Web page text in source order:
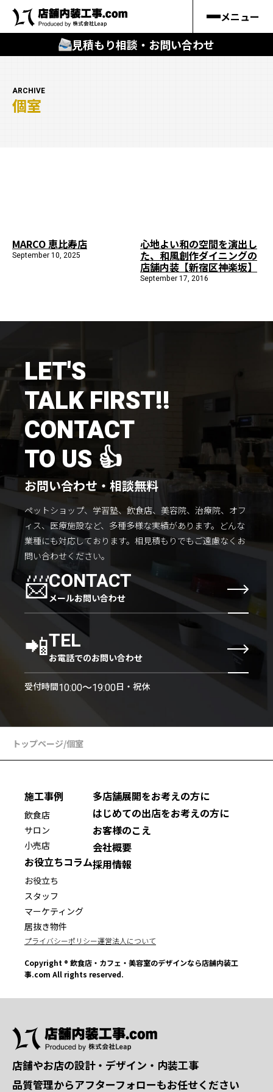
メニュー
見積もり相談・お問い合わせ
はじめての方
店舗内装工事.comの強み
採用情報会社概要
ARCHIVE
個室
MARCO 恵比寿店
September 10, 2025
心地よい和の空間を演出し
た、和風創作ダイニングの
店舗内装【新宿区神楽坂】
September 17, 2016
LET'S
TALK FIRST!!
CONTACT
TO US 👍
お問い合わせ・相談無料
ペットショップ、学習塾、飲食店、美容院、治療院、オフ
ィス、医療施設など、多種多様な実績があります。 どんな
業種にも対応しております。 相見積もりでもご遠慮なくお
問い合わせください。
📨CONTACT
メールお問い合わせ
📲TEL
お電話でのお問い合わせ
受付時間10:00〜19:00日・祝休
トップページ/個室
施工事例
飲食店
サロン
小売店
お役立ちコラム
お役立ち
スタッフ
マーケティング
居抜き物件
多店舗展開をお考えの方に
はじめての出店をお考えの方に
お客様のこえ
会社概要
採用情報
プライバシーポリシー運営法人について
Copyright ® 飲食店・カフェ・美容室のデザインなら店舗内装工
事.com All rights reserved.
店舗やお店の設計・デザイン・内装工事
品質管理からアフターフォローもお任せください